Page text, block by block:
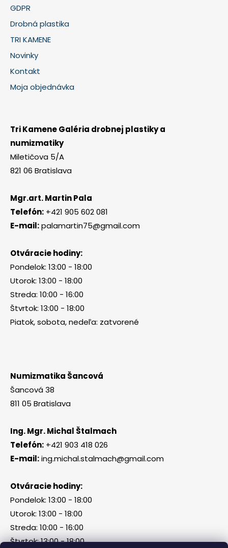
GDPR
Drobná plastika
TRI KAMENE
Novinky
Kontakt
Moja objednávka
Tri Kamene Galéria drobnej plastiky a
numizmatiky
Miletičova 5/A
821 06 Bratislava
Mgr.art. Martin Pala
Telefón: +421 905 602 081
E-mail:palamartin75@gmail.com
Otváracie hodiny:
Pondelok: 13:00 - 18:00
Utorok: 13:00 - 18:00
Streda: 10:00 - 16:00
Štvrtok: 13:00 - 18:00
Piatok, sobota, nedeľa: zatvorené
Numizmatika Šancová
Šancová 38
811 05 Bratislava
Ing. Mgr. Michal Štalmach
Telefón: +421 903 418 026
E-mail:ing.michal.stalmach@gmail.com
Otváracie hodiny:
Pondelok: 13:00 - 18:00
Utorok: 13:00 - 18:00
Streda: 10:00 - 16:00
Štvrtok: 13:00 - 18:00